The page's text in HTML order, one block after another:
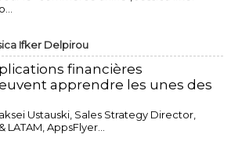
Ifker Delpirou
financières
apprendre les unes des
Ustauski, Sales Strategy Director,
LATAM, AppsFlyer...